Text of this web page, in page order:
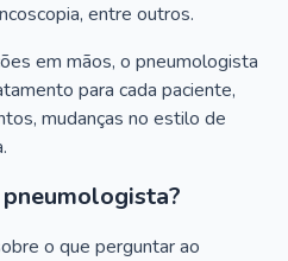
entre outros.
em mãos, o pneumologista
para cada paciente,
mudanças no estilo de
o que perguntar ao